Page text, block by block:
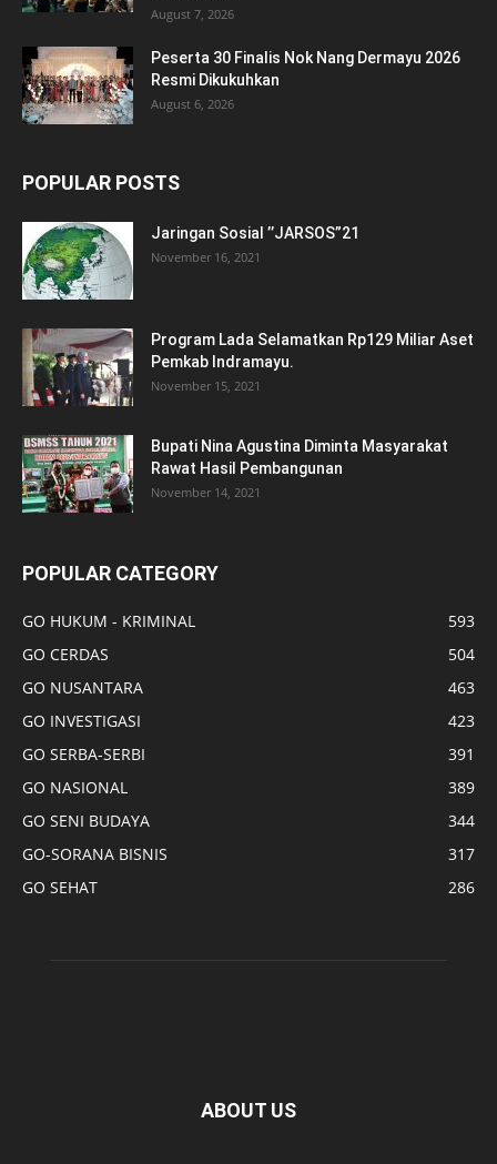
August 7, 2026
Peserta 30 Finalis Nok Nang Dermayu 2026
Resmi Dikukuhkan
August 6, 2026
POPULAR POSTS
Jaringan Sosial ’’JARSOS”21
November 16, 2021
Program Lada Selamatkan Rp129 Miliar Aset
Pemkab Indramayu.
November 15, 2021
Bupati Nina Agustina Diminta Masyarakat
Rawat Hasil Pembangunan
November 14, 2021
POPULAR CATEGORY
GO HUKUM - KRIMINAL
593
GO CERDAS
504
GO NUSANTARA
463
GO INVESTIGASI
423
GO SERBA-SERBI
391
GO NASIONAL
389
GO SENI BUDAYA
344
GO-SORANA BISNIS
317
GO SEHAT
286
ABOUT US